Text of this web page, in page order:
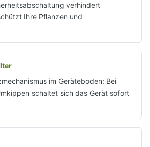
verhindert
Ihre Pflanzen und
im Geräteboden: Bei
schaltet sich das Gerät sofort